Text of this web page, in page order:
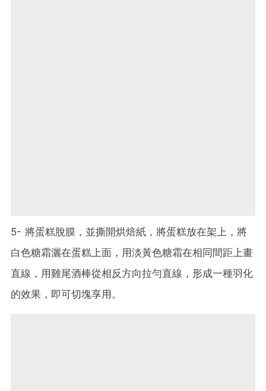
5- 將蛋糕脫膜，並撕開烘焙紙，將蛋糕放在架上，將
白色糖霜灑在蛋糕上面，用淡黃色糖霜在相同間距上畫
直線，用雞尾酒棒從相反方向拉勻直線，形成一種羽化
的效果，即可切塊享用。